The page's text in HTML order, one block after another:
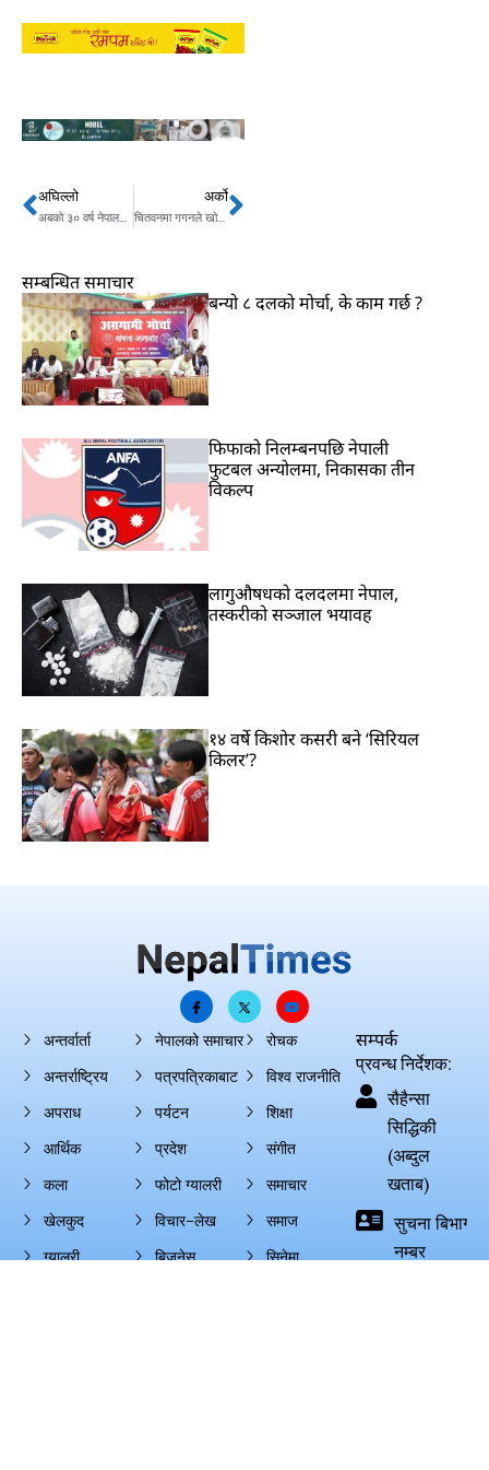
Prev
अघिल्लो
अबको ३० वर्ष नेपालको राजनीति रवि र बालेनकै वरिपरि ?
अर्को
चितवनमा गगनले खोलेको ८५ जनाको कत्लेआम के थियो ? Next
सम्बन्धित समाचार
बन्यो ८ दलको मोर्चा, के काम गर्छ ?
फिफाको निलम्बनपछि नेपाली
फुटबल अन्योलमा, निकासका तीन
विकल्प
लागुऔषधको दलदलमा नेपाल,
तस्करीको सञ्जाल भयावह
१४ वर्षे किशोर कसरी बने ‘सिरियल
किलर’?
अन्तर्वार्ता
अन्तर्राष्ट्रिय
अपराध
आर्थिक
कला
खेलकुद
ग्यालरी
नेपालको समाचार
पत्रपत्रिकाबाट
पर्यटन
प्रदेश
फोटो ग्यालरी
विचार–लेख
बिजनेस
रोचक
विश्व राजनीति
शिक्षा
संगीत
समाचार
समाज
सिनेमा
सम्पर्क
प्रवन्ध निर्देशक:
सैहैन्सा
सिद्धिकी
(अब्दुल
खताब)
सुचना बिभाग
नम्बर